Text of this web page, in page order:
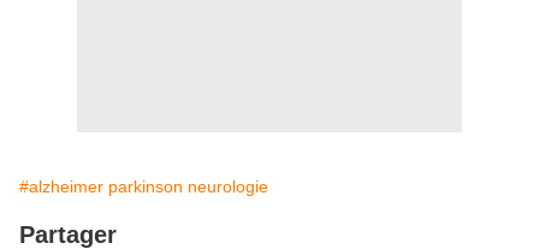
#alzheimer parkinson neurologie
Partager